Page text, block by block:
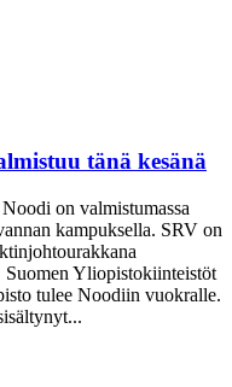
tänä kesänä
on valmistumassa
kampuksella. SRV on
Suomen Yliopistokiinteistöt
tulee Noodiin vuokralle.